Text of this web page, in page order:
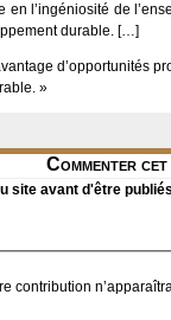
l’ingéniosité de
durable. […]
d’opportunités
»
Commenter
site avant d'être
contribution